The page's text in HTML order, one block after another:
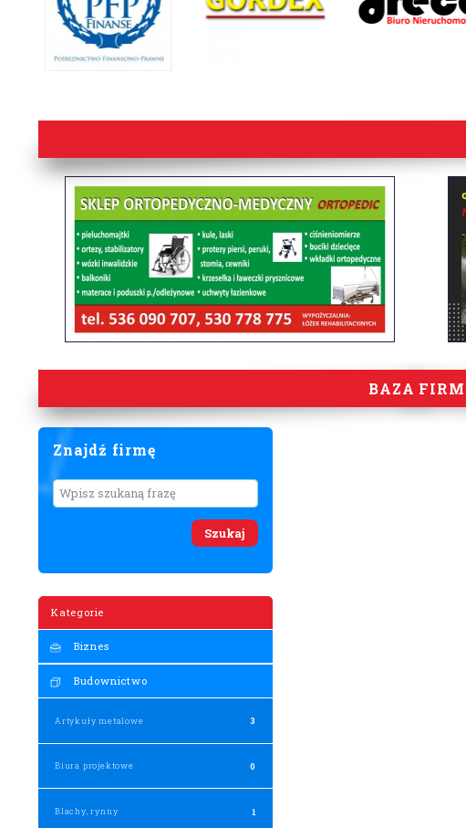
BAZA FIRM
Znajdź firmę
Wyszukaj
Kategorie
Biznes
Budownictwo
Artykuły metalowe 3
Biura projektowe 0
Blachy, rynny 1